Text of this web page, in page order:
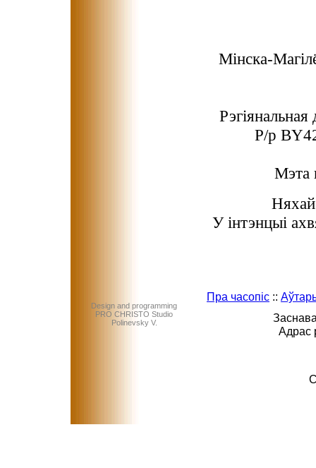
Мінска-
Р/р
Мэта
У інтэнцыі
Design and programming
PRO CHRISTO Studio
Polinevsky V.
Пра часопіс ::
Адрас